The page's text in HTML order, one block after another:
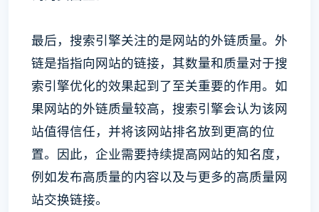
最后，搜索引擎关注的是网站的外链质量。外
链是指指向网站的链接，其数量和质量对于搜
索引擎优化的效果起到了至关重要的作用。如
果网站的外链质量较高，搜索引擎会认为该网
站值得信任，并将该网站排名放到更高的位
置。因此，企业需要持续提高网站的知名度，
例如发布高质量的内容以及与更多的高质量网
站交换链接。